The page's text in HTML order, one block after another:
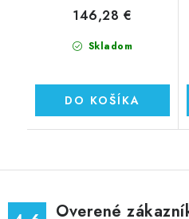
Skladom
146,28 €
DO KOŠÍKA
Overené